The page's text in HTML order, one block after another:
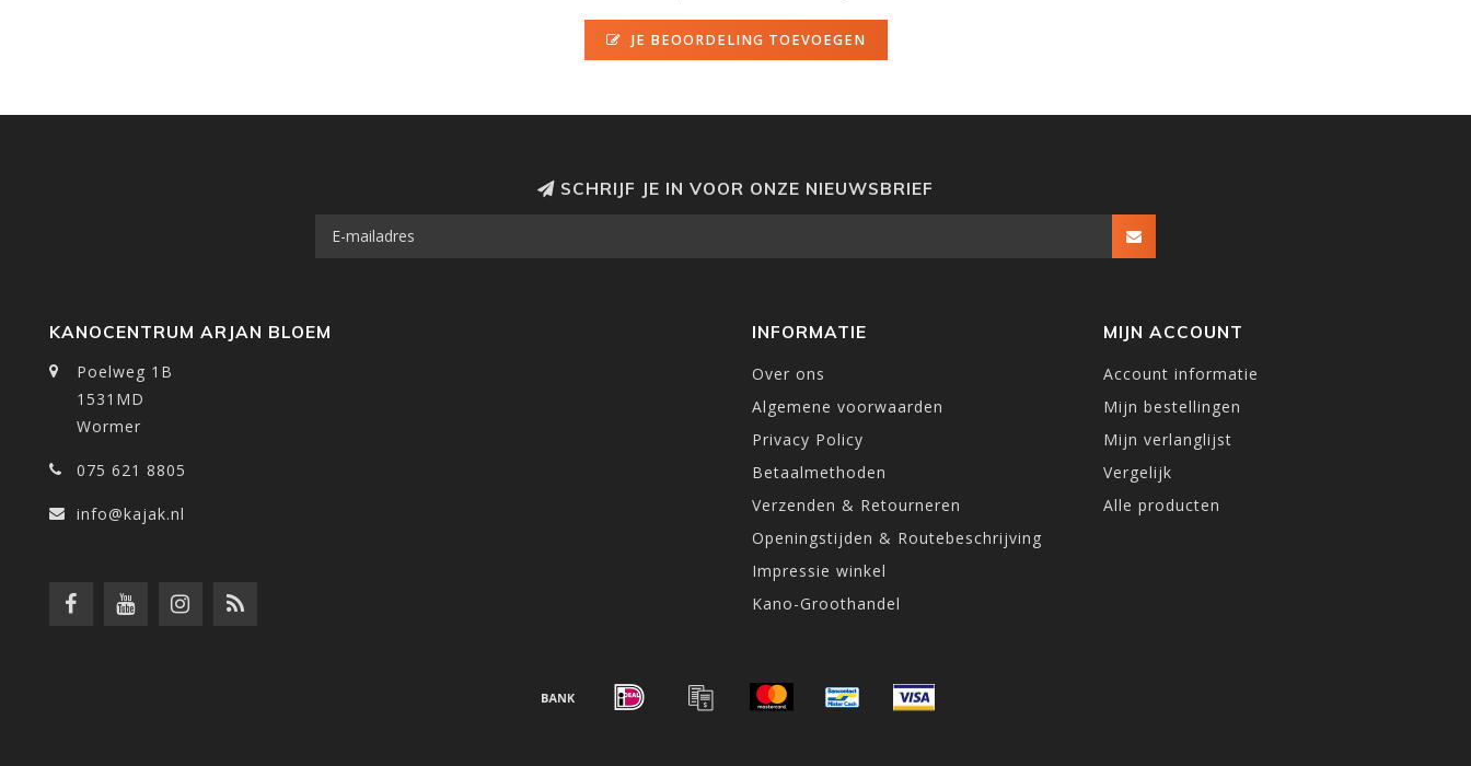
JE BEOORDELING TOEVOEGEN
SCHRIJF JE IN VOOR ONZE NIEUWSBRIEF
KANOCENTRUM ARJAN BLOEM
Poelweg 1B
1531MD
Wormer
075 621 8805
info@kajak.nl
INFORMATIE
Over ons
Algemene voorwaarden
Privacy Policy
Betaalmethoden
Verzenden & Retourneren
Openingstijden & Routebeschrijving
Impressie winkel
Kano-Groothandel
MIJN ACCOUNT
Account informatie
Mijn bestellingen
Mijn verlanglijst
Vergelijk
Alle producten